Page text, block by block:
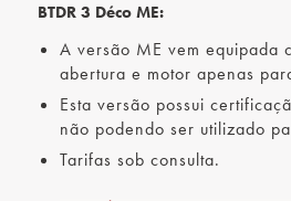
BTDR 3 Déco ME:
A versão ME vem equipada
abertura e motor apenas
Esta versão possui
não podendo ser utilizado
Tarifas sob consulta.